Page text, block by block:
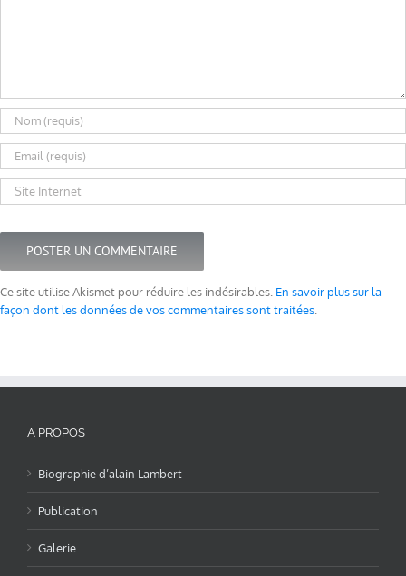
Ce site utilise Akismet pour réduire les indésirables. En savoir plus sur la
façon dont les données de vos commentaires sont traitées
A PROPOS
Biographie d’alain Lambert
Publication
Galerie